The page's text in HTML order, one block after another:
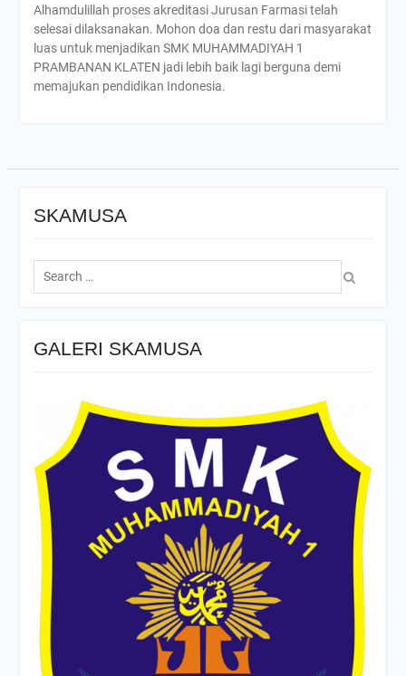
Alhamdulillah proses akreditasi Jurusan Farmasi telah
selesai dilaksanakan. Mohon doa dan restu dari masyarakat
luas untuk menjadikan SMK MUHAMMADIYAH 1
PRAMBANAN KLATEN jadi lebih baik lagi berguna demi
memajukan pendidikan Indonesia.
SKAMUSA
Search
for:
GALERI SKAMUSA